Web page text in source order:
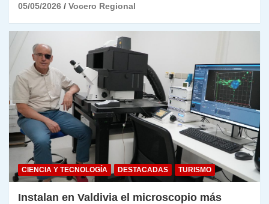
05/05/2026 Vocero Regional
CIENCIA Y TECNOLOGÍA DESTACADAS TURISMO
Instalan en Valdivia el microscopio más